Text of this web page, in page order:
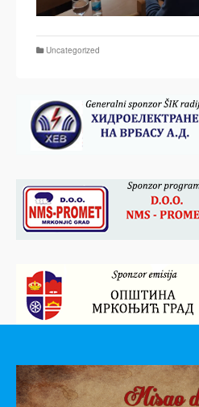
Uncategorized